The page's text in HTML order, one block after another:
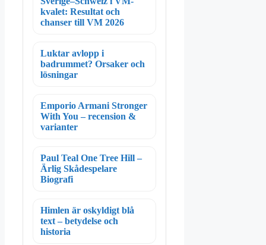
kvalet: Resultat och
chanser till VM 2026
Luktar avlopp i
badrummet? Orsaker och
lösningar
Emporio Armani Stronger
With You – recension &
varianter
Paul Teal One Tree Hill –
Ärlig Skådespelare
Biografi
Himlen är oskyldigt blå
text – betydelse och
historia